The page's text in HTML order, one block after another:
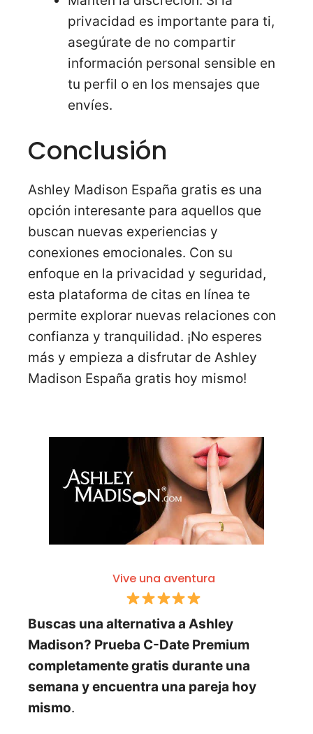
privacidad es importante para ti,
asegúrate de no compartir
información personal sensible en
tu perfil o en los mensajes que
envíes.
Conclusión
Ashley Madison España gratis es una
opción interesante para aquellos que
buscan nuevas experiencias y
conexiones emocionales. Con su
enfoque en la privacidad y seguridad,
esta plataforma de citas en línea te
permite explorar nuevas relaciones con
confianza y tranquilidad. ¡No esperes
más y empieza a disfrutar de Ashley
Madison España gratis hoy mismo!
Vive una aventura
Buscas una alternativa a Ashley
Madison? Prueba C-Date Premium
completamente gratis durante una
semana y encuentra una pareja hoy
mismo.